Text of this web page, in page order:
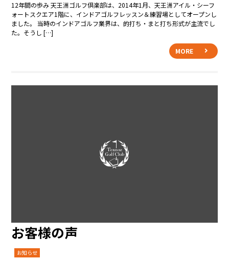
12年間の歩み 天王洲ゴルフ倶楽部は、2014年1月、天王洲アイル・シーフ
ォートスクエア1階に、インドアゴルフレッスン＆練習場としてオープンし
ました。 当時のインドアゴルフ業界は、的打ち・まと打ち形式が主流でし
た。そうし […]
MORE
お客様の声
お知らせ